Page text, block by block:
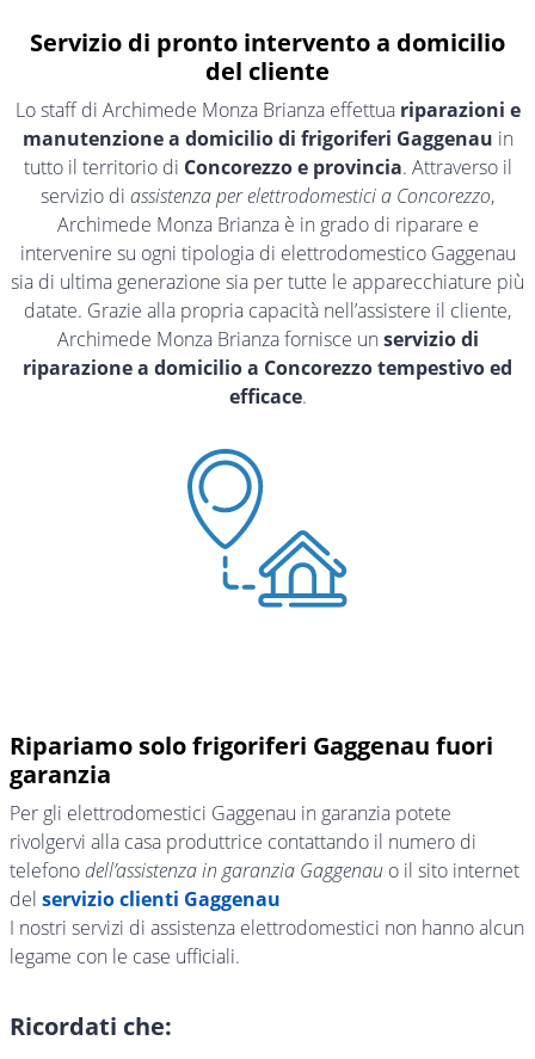
Servizio di pronto intervento a domicilio
del cliente
Lo staff di Archimede Monza Brianza effettua riparazioni e
manutenzione a domicilio di frigoriferi Gaggenau in
tutto il territorio di Concorezzo e provincia. Attraverso il
servizio di assistenza per elettrodomestici a Concorezzo,
Archimede Monza Brianza è in grado di riparare e
intervenire su ogni tipologia di elettrodomestico Gaggenau
sia di ultima generazione sia per tutte le apparecchiature più
datate. Grazie alla propria capacità nell’assistere il cliente,
Archimede Monza Brianza fornisce un servizio di
riparazione a domicilio a Concorezzo tempestivo ed
efficace.
Ripariamo solo frigoriferi Gaggenau fuori
garanzia
Per gli elettrodomestici Gaggenau in garanzia potete
rivolgervi alla casa produttrice contattando il numero di
telefonodell’assistenza in garanzia Gaggenau o il sito internet
del servizio clienti Gaggenau
I nostri servizi di assistenza elettrodomestici non hanno alcun
legame con le case ufficiali.
Ricordati che: